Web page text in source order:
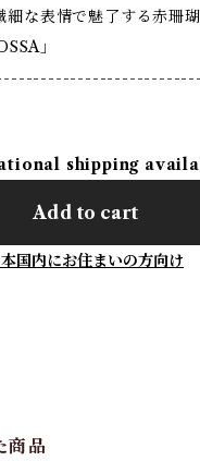
細な表情で魅了する赤珊
」
shipping
Add to cart
国内にお住まいの方向け
商品